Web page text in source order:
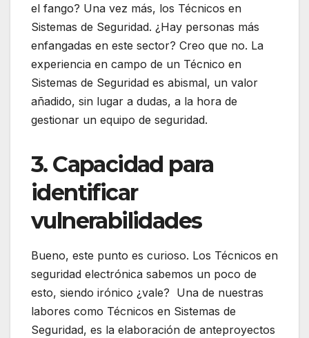
el fango? Una vez más, los Técnicos en
Sistemas de Seguridad. ¿Hay personas más
enfangadas en este sector? Creo que no. La
experiencia en campo de un Técnico en
Sistemas de Seguridad es abismal, un valor
añadido, sin lugar a dudas, a la hora de
gestionar un equipo de seguridad.
3. Capacidad para
identificar
vulnerabilidades
Bueno, este punto es curioso. Los Técnicos en
seguridad electrónica sabemos un poco de
esto, siendo irónico ¿vale? Una de nuestras
labores como Técnicos en Sistemas de
Seguridad, es la elaboración de anteproyectos